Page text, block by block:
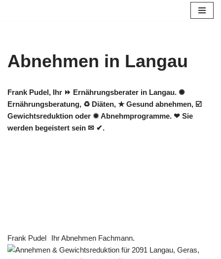
Abnehmen in Langau
Frank Pudel, Ihr ⏩ Ernährungsberater in Langau. ✺
Ernährungsberatung, ♻ Diäten, ★ Gesund abnehmen, ☑️
Gewichtsreduktion oder ✹ Abnehmprogramme. ❤ Sie
werden begeistert sein ✉ ✔.
Frank Pudel Ihr Abnehmen Fachmann.